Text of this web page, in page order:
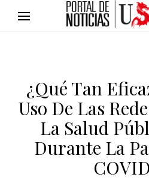
¿Qué Tan
Uso De Las
La Salud
Durante La